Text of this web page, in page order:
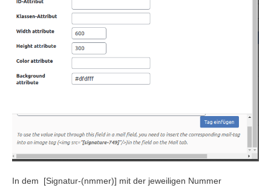
In dem [Signatur-(nmmer)] mit der jeweiligen Nummer